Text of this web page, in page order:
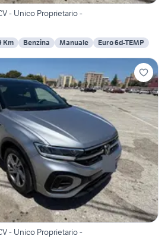
- Unico Proprietario -
Km Benzina Manuale Euro 6d-TEMP
- Unico Proprietario -